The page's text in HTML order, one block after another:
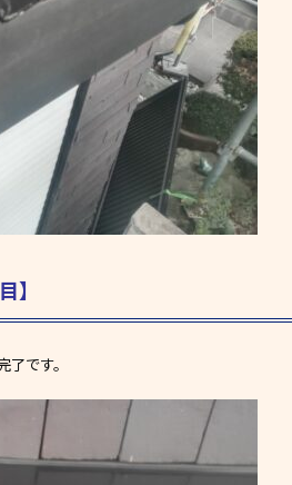
】
です。